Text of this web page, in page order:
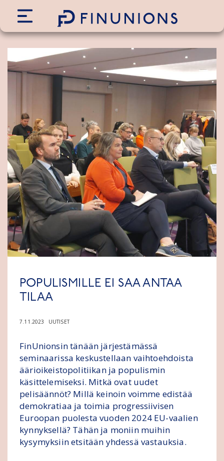
POPULISMILLE EI SAA ANTAA
TILAA
7.11.2023 UUTISET
FinUnionsin tänään järjestämässä
seminaarissa keskustellaan ​​vaihtoehdoista
äärioikeistopolitiikan ja populismin
käsittelemiseksi. Mitkä ovat uudet
pelisäännöt? Millä keinoin voimme edistää
demokratiaa ja toimia progressiivisen
Euroopan puolesta vuoden 2024 EU-vaalien
kynnyksellä? Tähän ja moniin muihin
kysymyksiin etsitään yhdessä vastauksia.